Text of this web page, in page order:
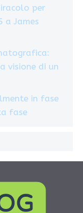
per
a James
visione di un
in fase
fase